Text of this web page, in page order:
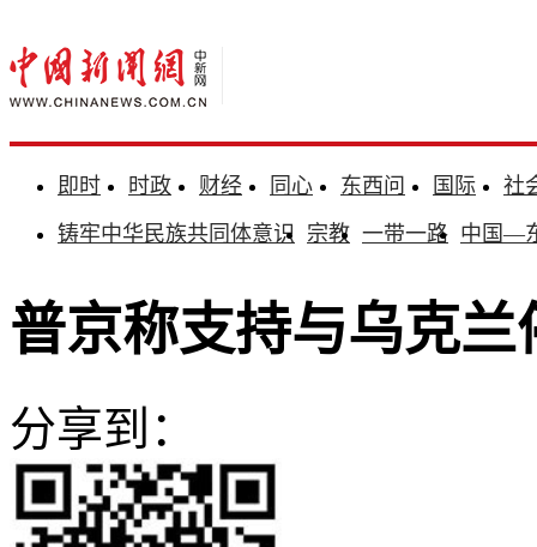
即时 时政 财经 同心 东西问 国际
社
铸牢中华民族共同体意识 宗教 一带一路 中国—
普京称支持与乌克
分享到：